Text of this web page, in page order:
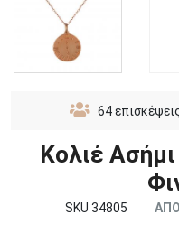
64
Κολιέ
SKU 34805